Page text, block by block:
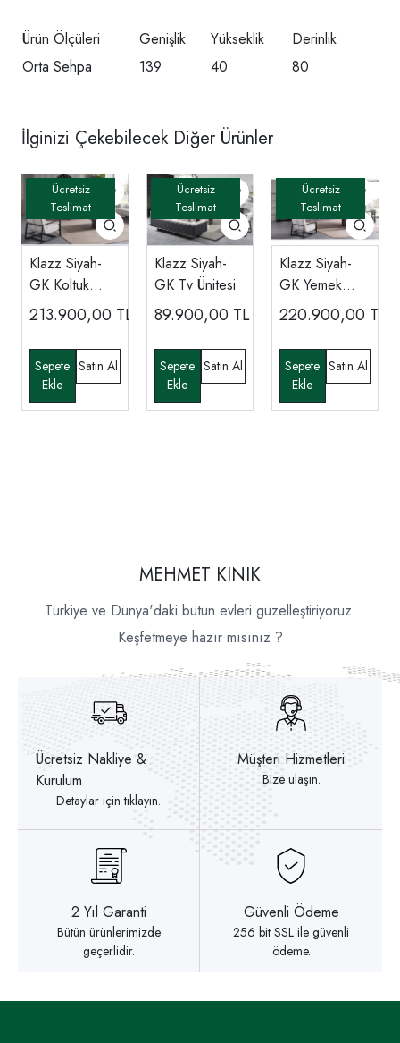
Ürün Ölçüleri Genişlik Yükseklik
Derinlik
Orta Sehpa
139 40 80
İlginizi Çekebilecek Diğer Ürünler
Klazz Siyah-
GK Koltuk
Takımı
213.900,00 TL
Klazz Siyah-
GK Tv Ünitesi
89.900,00 TL
Klazz Siyah-
GK Yemek
Odası
220.900,00 TL
MEHMET KINIK
Türkiye ve Dünya'daki bütün evleri güzelleştiriyoruz.
Keşfetmeye hazır mısınız ?
Ücretsiz Nakliye &
Kurulum
Detaylar için tıklayın.
Müşteri Hizmetleri
Bize ulaşın.
2 Yıl Garanti
Bütün ürünlerimizde
geçerlidir.
Güvenli Ödeme
256 bit SSL ile güvenli
ödeme.